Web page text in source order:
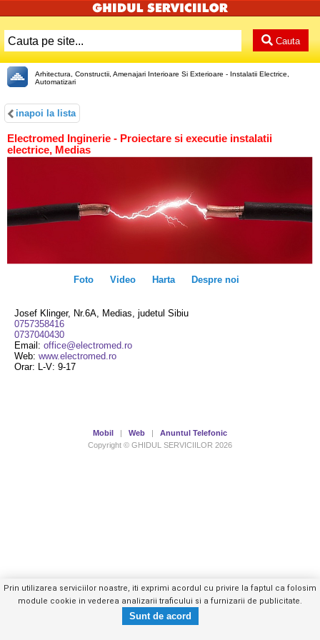
Cauta
Arhitectura, Constructii, Amenajari Interioare Si Exterioare - Instalatii Electrice,
Automatizari
inapoi la lista
Electromed Inginerie - Proiectare si executie instalatii
electrice, Medias
Foto Video Harta Despre noi
Josef Klinger, Nr.6A, Medias, judetul Sibiu
0757358416
0737040430
Email: office@electromed.ro
Web: www.electromed.ro
Orar: L-V: 9-17
Trimite mesaj privat
Mobil | Web | Anuntul Telefonic
Copyright © GHIDUL SERVICIILOR 2026
Prin utilizarea serviciilor noastre, iti exprimi acordul cu privire la faptul ca folosim
module cookie in vederea analizarii traficului si a furnizarii de publicitate.